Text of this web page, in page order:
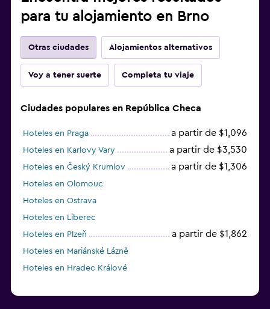
para tu alojamiento en Brno
Otras ciudades Alojamientos alternativos
Voy a tener suerte Completa tu viaje
Ciudades populares en República Checa
Hoteles en Praga a partir de $1,096
Hoteles en Karlovy Vary a partir de $3,530
Hoteles en Český Krumlov a partir de $1,306
Hoteles en Olomouc
Hoteles en Ostrava
Hoteles en Liberec
Hoteles en Plzeň
a partir de $1,862
Hoteles en Mariánské Lázně
Hoteles en Hradec Králové